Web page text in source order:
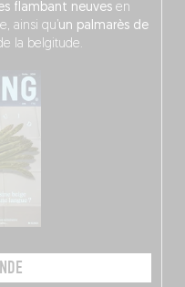
flambant neuvesen
ainsi qu’ un palmarès de
la belgitude.